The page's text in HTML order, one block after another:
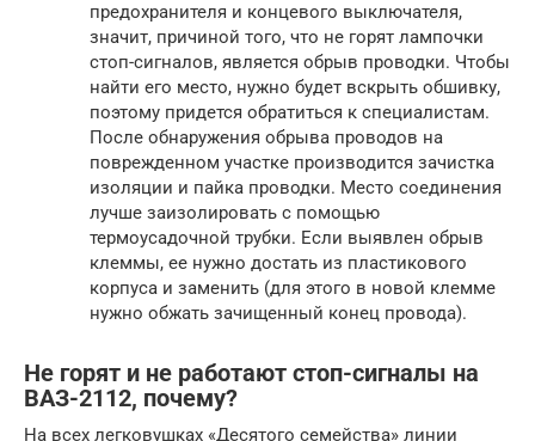
предохранителя и концевого выключателя,
значит, причиной того, что не горят лампочки
стоп-сигналов, является обрыв проводки. Чтобы
найти его место, нужно будет вскрыть обшивку,
поэтому придется обратиться к специалистам.
После обнаружения обрыва проводов на
поврежденном участке производится зачистка
изоляции и пайка проводки. Место соединения
лучше заизолировать с помощью
термоусадочной трубки. Если выявлен обрыв
клеммы, ее нужно достать из пластикового
корпуса и заменить (для этого в новой клемме
нужно обжать зачищенный конец провода).
Не горят и не работают стоп-сигналы на
ВАЗ-2112, почему?
На всех легковушках «Десятого семейства» линии